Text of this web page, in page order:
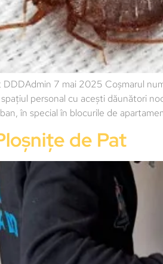
7 mai 2025 Coșmarul
personal cu acești dăunători
în special în blocurile de
de Pat